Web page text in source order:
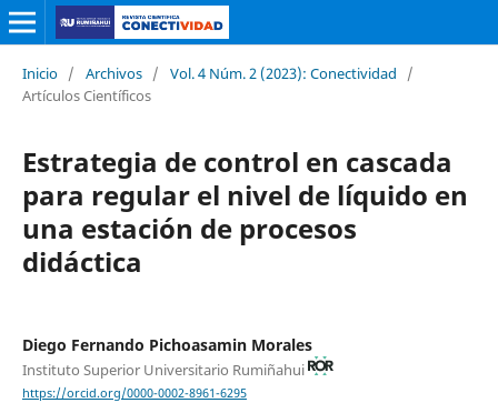
Inicio / Archivos / Vol. 4 Núm. 2 (2023): Conectividad
/
Artículos Científicos
Estrategia de control en cascada
para regular el nivel de líquido en
una estación de procesos
didáctica
Diego Fernando Pichoasamin Morales
Instituto Superior Universitario Rumiñahui
https://orcid.org/0000-0002-8961-6295